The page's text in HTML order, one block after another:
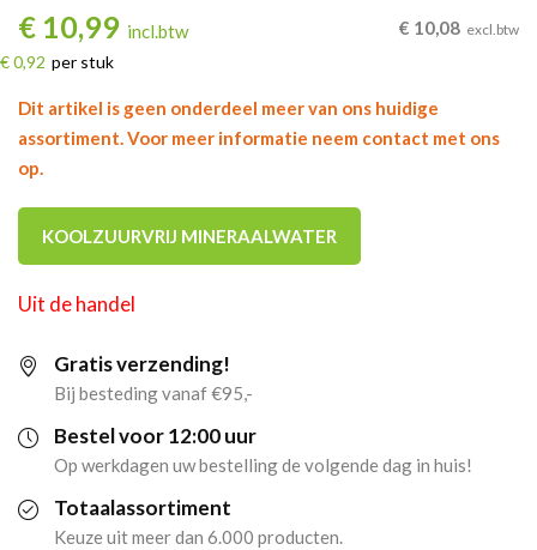
€ 10,99 incl.btw
€ 0,92 per stuk
€ 10,08 excl.btw
Dit artikel is geen onderdeel meer van ons huidige
assortiment. Voor meer informatie neem contact met ons
op.
KOOLZUURVRIJ MINERAALWATER
Uit de handel
Gratis verzending!
Bij besteding vanaf €95,-
Bestel voor 12:00 uur
Op werkdagen uw bestelling de volgende dag in huis!
Totaalassortiment
Keuze uit meer dan 6.000 producten.